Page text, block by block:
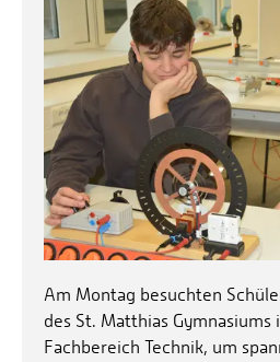
Am Montag besuchten
des St. Matthias Gymnasiums
Fachbereich Technik, um